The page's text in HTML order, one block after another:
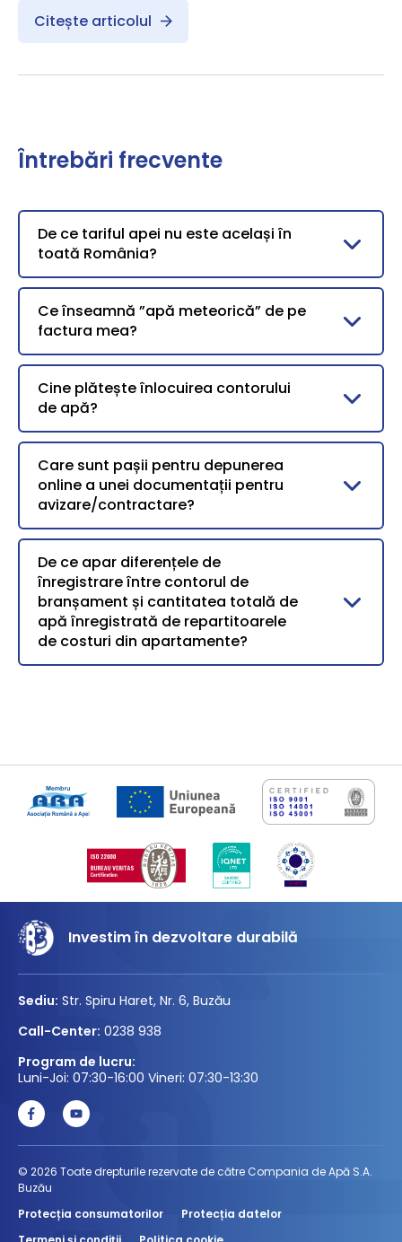
Citește articolul
Întrebări frecvente
De ce tariful apei nu este același în
toată România?
Ce înseamnă ”apă meteorică” de pe
factura mea?
Cine plătește înlocuirea contorului
de apă?
Care sunt pașii pentru depunerea
online a unei documentații pentru
avizare/contractare?
De ce apar diferențele de
înregistrare între contorul de
branșament și cantitatea totală de
apă înregistrată de repartitoarele
de costuri din apartamente?
Investim în dezvoltare durabilă
Sediu: Str. Spiru Haret, Nr. 6, Buzău
Call-Center: 0238 938
Program de lucru:
Luni-Joi: 07:30-16:00 Vineri: 07:30-13:30
© 2026 Toate drepturile rezervate de către Compania de Apă S.A.
Buzău
Protecția consumatorilor
Protecția datelor